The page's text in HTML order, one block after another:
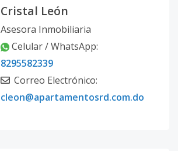
Cristal León
Asesora Inmobiliaria
Celular / WhatsApp:
8295582339
Correo Electrónico:
cleon@apartamentosrd.com.do